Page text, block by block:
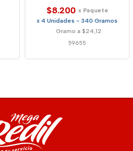
$8.200 x Paquete
x 4 Unidades - 340 Gramos
Gramo a $24,12
59655